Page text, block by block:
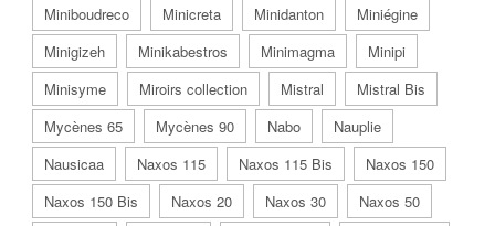
Miniboudreco
Minicreta Minidanton
Miniégine
Minigizeh
Minikabestros Minimagma
Minipi
Minisyme
Miroirs collection Mistral
Mistral Bis
Mycènes 65
Mycènes 90 Nabo
Nauplie
Nausicaa
Naxos 115 Naxos 115 Bis
Naxos 150
Naxos 150 Bis
Naxos 20 Naxos 30
Naxos 50